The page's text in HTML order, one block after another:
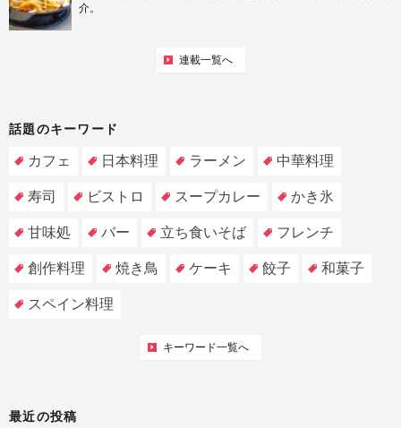
介。
連載一覧へ
話題のキーワード
カフェ 日本料理 ラーメン 中華料理
寿司 ビストロ スープカレー かき氷
甘味処 バー 立ち食いそば フレンチ
創作料理 焼き鳥 ケーキ 餃子 和菓子
スペイン料理
キーワード一覧へ
最近の投稿